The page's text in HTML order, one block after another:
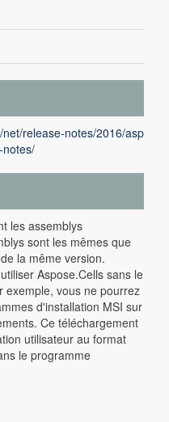
release-notes/2016/asp
les assemblys
sont les mêmes que
la même version.
Aspose.Cells sans le
exemple, vous ne pourrez
d'installation MSI sur
Ce téléchargement
utilisateur au format
le programme